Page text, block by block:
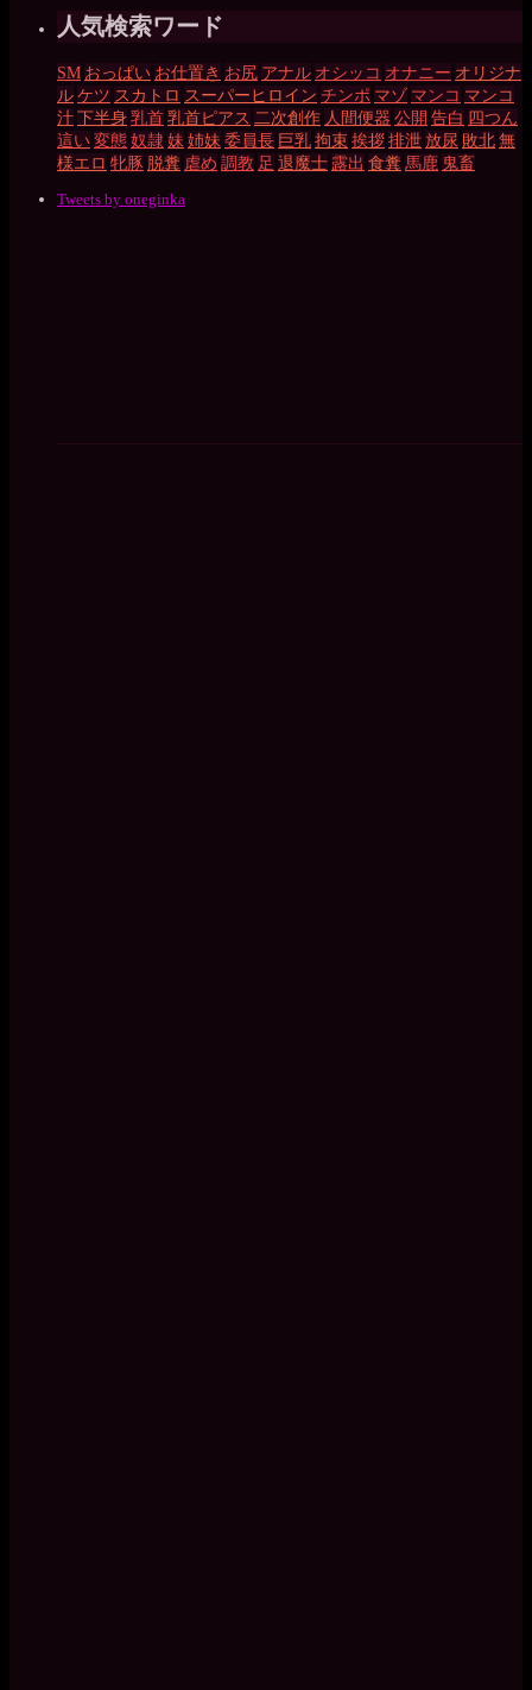
人気検索ワード
SM おっぱい お仕置き お尻 アナル オシッコ オナニー オリジナ
ルケツ スカトロ スーパーヒロイン チンポ マゾ マンコ マンコ
汁下半身乳首乳首ピアス 二次創作 人間便器 公開 告白 四つん
這い変態奴隷 妹姉妹委員長 巨乳拘束挨拶排泄 放尿 敗北無
様エロ 牝豚 脱糞 虐め 調教 足 退魔士 露出 食糞馬鹿 鬼畜
Tweets by oneginka